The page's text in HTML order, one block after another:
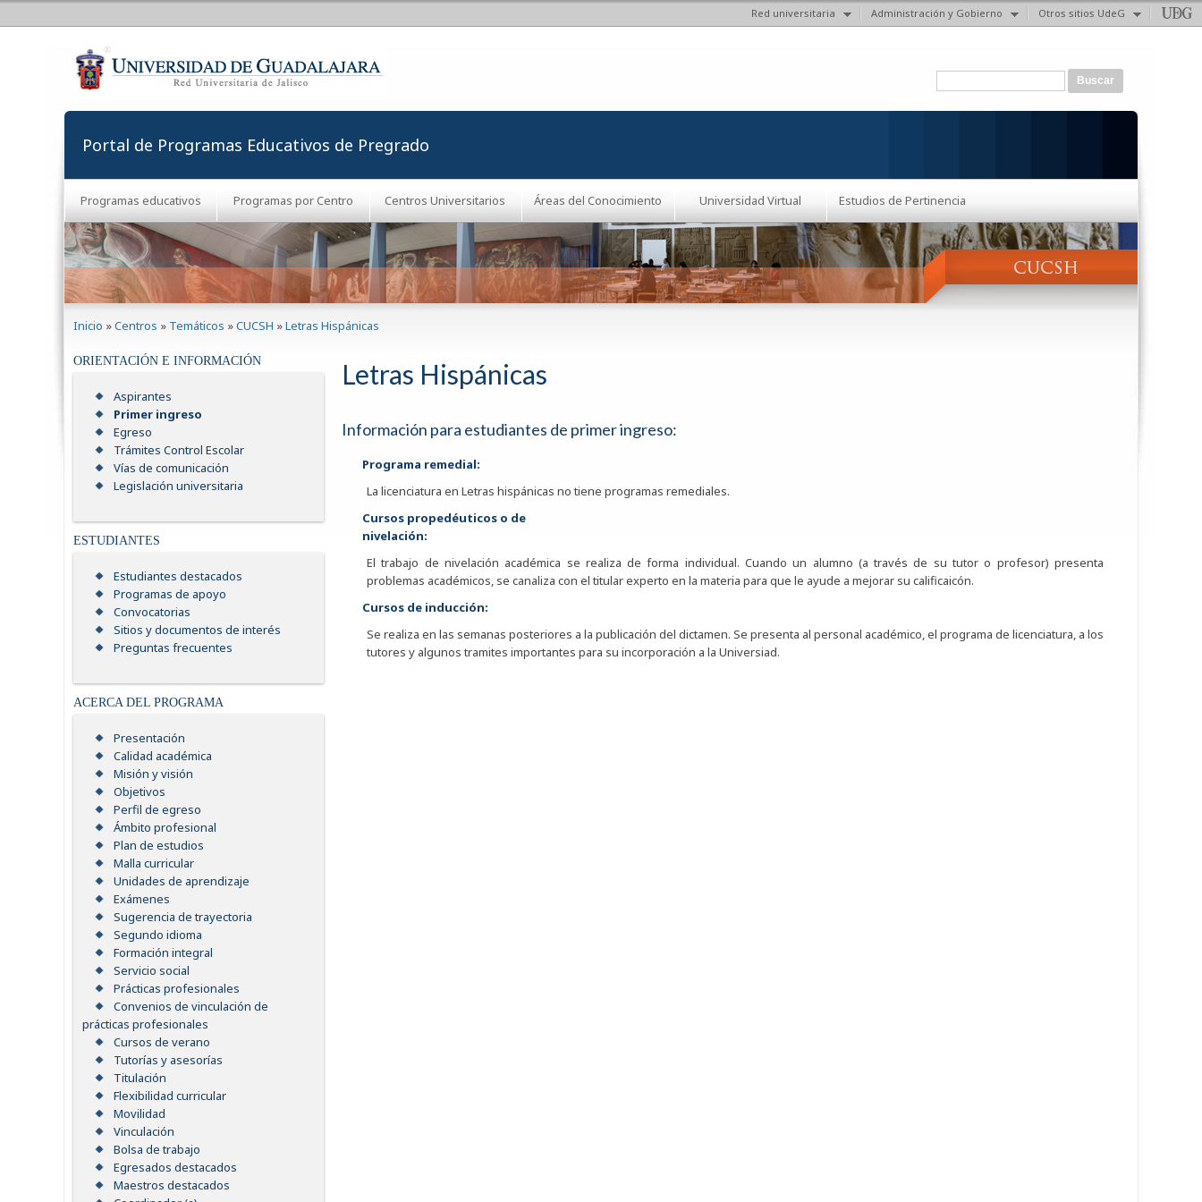
Red universitaria Administración y Gobierno Otros sitios UdeG
Formulario de búsqueda
Portal de Programas Educativos de Pregrado
Programas educativos Programas por Centro Centros Universitarios Áreas del Conocimiento Universidad Virtual Estudios de Pertinencia
Inicio »Centros » Temáticos »CUCSH »Letras Hispánicas
ORIENTACIÓN E INFORMACIÓN
Aspirantes
Primer ingreso
Egreso
Trámites Control Escolar
Vías de comunicación
Legislación universitaria
ESTUDIANTES
Estudiantes destacados
Programas de apoyo
Convocatorias
Sitios y documentos de interés
Preguntas frecuentes
ACERCA DEL PROGRAMA
Presentación
Calidad académica
Misión y visión
Objetivos
Perfil de egreso
Ámbito profesional
Plan de estudios
Malla curricular
Unidades de aprendizaje
Exámenes
Sugerencia de trayectoria
Segundo idioma
Formación integral
Servicio social
Prácticas profesionales
Convenios de vinculación de
prácticas profesionales
Cursos de verano
Tutorías y asesorías
Titulación
Flexibilidad curricular
Movilidad
Vinculación
Bolsa de trabajo
Egresados destacados
Maestros destacados
Letras Hispánicas
Información para estudiantes de primer ingreso:
Programa remedial:
La licenciatura en Letras hispánicas no tiene programas remediales.
Cursos propedéuticos o de
nivelación:
El trabajo de nivelación académica se realiza de forma individual. Cuando un alumno (a través de su tutor o profesor) presenta
problemas académicos, se canaliza con el titular experto en la materia para que le ayude a mejorar su calificaicón.
Cursos de inducción:
Se realiza en las semanas posteriores a la publicación del dictamen. Se presenta al personal académico, el programa de licenciatura, a los
tutores y algunos tramites importantes para su incorporación a la Universiad.